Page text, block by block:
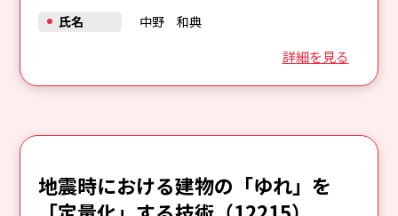
詳細を見る
氏名
中野 和典
地震時における建物の「ゆれ」を